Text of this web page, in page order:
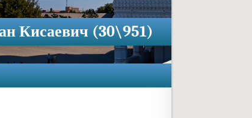
Кисаевич (30\951)